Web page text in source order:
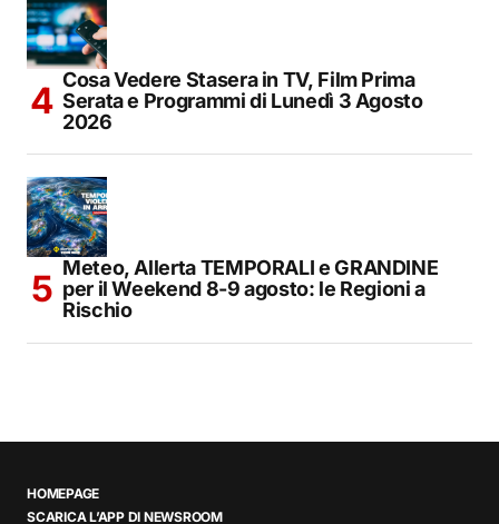
Cosa Vedere Stasera in TV, Film Prima
Serata e Programmi di Lunedì 3 Agosto
2026
Meteo, Allerta TEMPORALI e GRANDINE
per il Weekend 8-9 agosto: le Regioni a
Rischio
HOMEPAGE
SCARICA L’APP DI NEWSROOM